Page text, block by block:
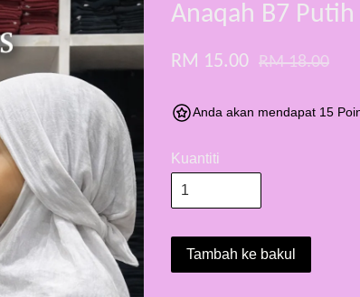
Anaqah B7 Putih
RM 15.00 RM 18.00
Anda akan mendapat 15
Kuantiti
Tambah ke bakul